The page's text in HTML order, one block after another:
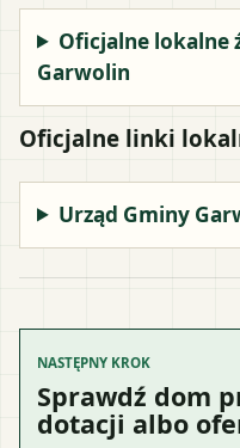
Oficjalne lokalne
Garwolin
Oficjalne linki
Urząd Gminy
NASTĘPNY KROK
Sprawdź dom
dotacji albo